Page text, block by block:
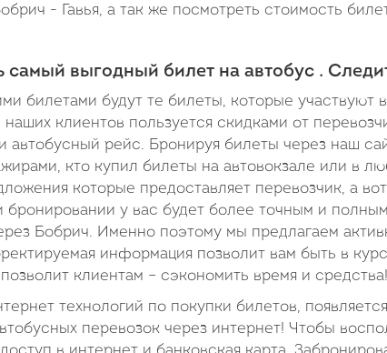
- Гавья, а так же посмотреть стоимость
самый выгодный билет на автобус .
билетами будут те билеты, которые участвуют
наших клиентов пользуется скидками от
автобусный рейс. Бронируя билеты через наш
кто купил билеты на автовокзале или в
которые предоставляет перевозчик, а
бронировании у вас будет более точным и
Бобрич. Именно поэтому мы предлагаем
информация позволит вам быть в
клиентам – сэкономить время и средства!
технологий по покупки билетов,
перевозок через интернет! Чтобы